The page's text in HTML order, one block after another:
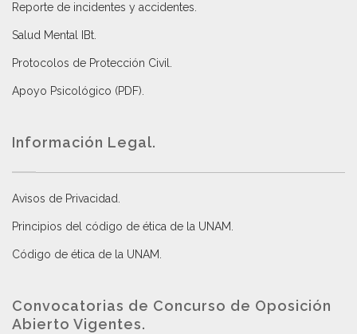
Reporte de incidentes y accidentes
Salud Mental IBt
Protocolos de Protección Civil
Apoyo Psicológico (PDF)
Información Legal.
Avisos de Privacidad
Principios del código de ética de la UNAM
Código de ética de la UNAM
Convocatorias de Concurso de Oposición
Abierto Vigentes.